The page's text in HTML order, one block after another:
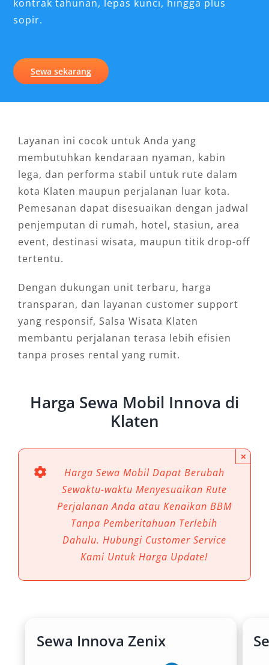
kontrak tahunan, lepas kunci, hingga plus
sopir.
Sewa sekarang
Layanan ini cocok untuk Anda yang
membutuhkan kendaraan nyaman, kabin
lega, dan performa stabil untuk rute dalam
kota Klaten maupun perjalanan luar kota.
Pemesanan dapat disesuaikan dengan jadwal
penjemputan di rumah, hotel, stasiun, area
event, destinasi wisata, maupun titik drop-off
tertentu.
Dengan dukungan unit terbaru, harga
transparan, dan layanan customer support
yang responsif, Salsa Wisata Klaten
membantu perjalanan terasa lebih efisien
tanpa proses rental yang rumit.
Harga Sewa Mobil Innova di
Klaten
Harga Sewa Mobil Dapat Berubah
Sewaktu-waktu Menyesuaikan Rute
Perjalanan Anda atau Kenaikan BBM
Tanpa Pemberitahuan Terlebih
Dahulu. Hubungi Customer Service
Kami Untuk Harga Update!
×
Sewa Innova Zenix